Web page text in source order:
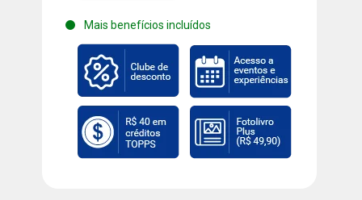
Mais benefícios incluídos